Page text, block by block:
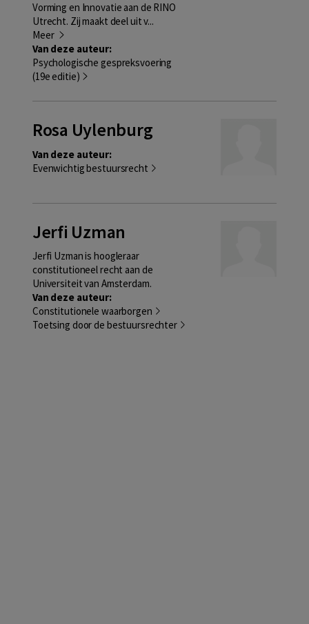
Vorming en Innovatie aan de RINO
Utrecht. Zij maakt deel uit v...
Meer
Van deze auteur:
Psychologische gespreksvoering
(19e editie)
Rosa Uy­len­burg
Van deze auteur:
Evenwichtig bestuursrecht
Jerfi Uzman
Jerfi Uzman is hoogleraar
constitutioneel recht aan de
Universiteit van Amsterdam.
Van deze auteur:
Constitutionele waarborgen
Toetsing door de bestuursrechter